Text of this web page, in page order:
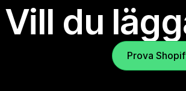
Vill du
Prova